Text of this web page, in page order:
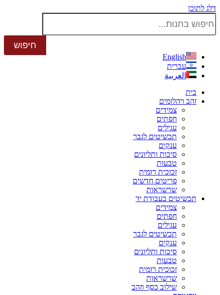
דלג לתוכן
English
עברית
العربية
בית
זהב ויהלומים
צמידים
חפתים
עגילים
תכשיטים לגבר
ענקים
סיכות ותליונים
טבעות
זכוכית רומית
פריטים חדשים
שרשראות
תכשיטים בעבודת יד
צמידים
חפתים
עגילים
תכשיטים לגבר
ענקים
סיכות ותליונים
טבעות
זכוכית רומית
שרשראות
שילוב כסף וזהב